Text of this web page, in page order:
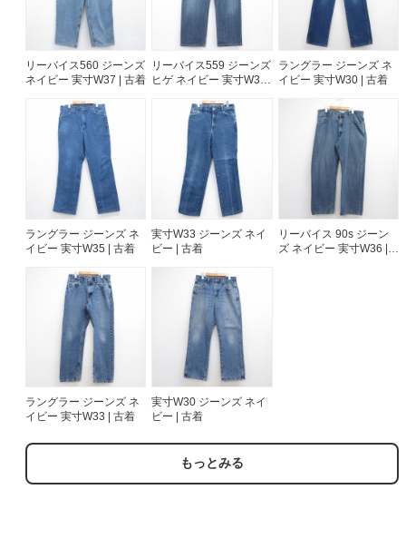
リーバイス560 ジーンズ
ネイビー 実寸W37 | 古着
リーバイス559 ジーンズ
ヒゲ ネイビー 実寸W36 |
ラングラー ジーンズ ネ
イビー 実寸W30 | 古着
ラングラー ジーンズ ネ
イビー 実寸W35 | 古着
実寸W33 ジーンズ ネイ
ビー | 古着
リーバイス 90s ジーン
ズ ネイビー 実寸W36 |
ラングラー ジーンズ ネ
イビー 実寸W33 | 古着
実寸W30 ジーンズ ネイ
ビー | 古着
もっとみる